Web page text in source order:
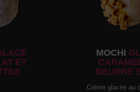
ET
MOCHI
BEURRE
Crème glacée au